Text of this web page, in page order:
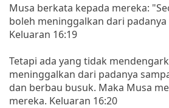
Musa berkata kepada mereka:
boleh meninggalkan dari
Keluaran 16:19
Tetapi ada yang tidak
meninggalkan dari padanya
dan berbau busuk. Maka Musa
mereka. Keluaran 16:20